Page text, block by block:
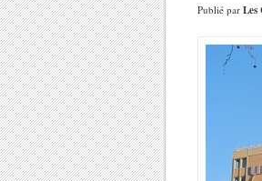
Publié par Les